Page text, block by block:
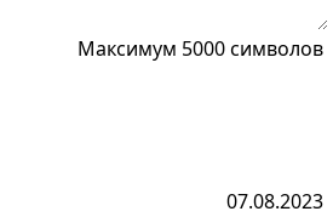
Максимум 5000 символов
07.08.2023